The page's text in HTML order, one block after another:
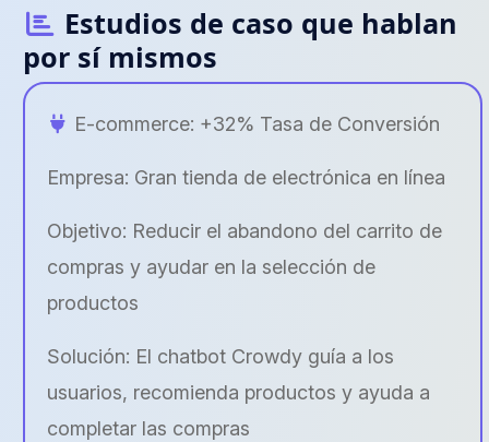
Estudios de caso que hablan
por sí mismos
E-commerce: +32% Tasa de Conversión
Empresa: Gran tienda de electrónica en línea
Objetivo: Reducir el abandono del carrito de
compras y ayudar en la selección de
productos
Solución: El chatbot Crowdy guía a los
usuarios, recomienda productos y ayuda a
completar las compras